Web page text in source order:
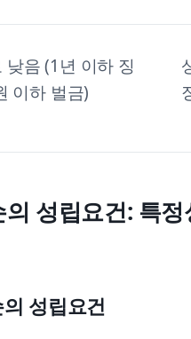
낮음 (1년 이하 징
이하 벌금)
성립요건: 특
성립요건